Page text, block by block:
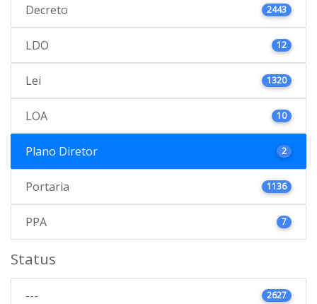
Decreto 2443
LDO 12
Lei 1320
LOA 10
Plano Diretor 2
Portaria 1136
PPA 7
Status
--- 2627